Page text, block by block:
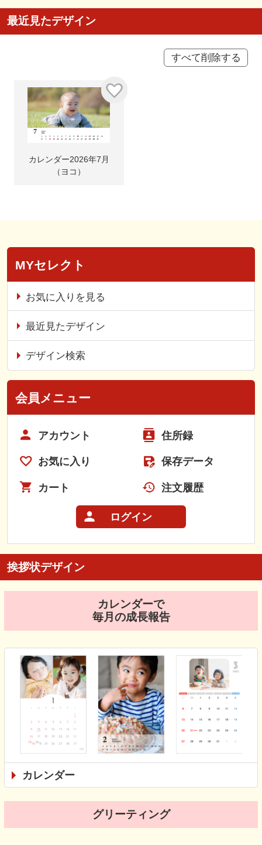
最近見たデザイン
すべて削除する
カレンダー2026年7月
（ヨコ）
MYセレクト
お気に入りを見る
最近見たデザイン
デザイン検索
会員メニュー
アカウント 住所録
お気に入り 保存データ
カート 注文履歴
ログイン
挨拶状デザイン
カレンダーで
毎月の成長報告
カレンダー
グリーティング